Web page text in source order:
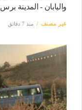
واليابان - المدينة برس
غير مصنف منذ 7 دقائق